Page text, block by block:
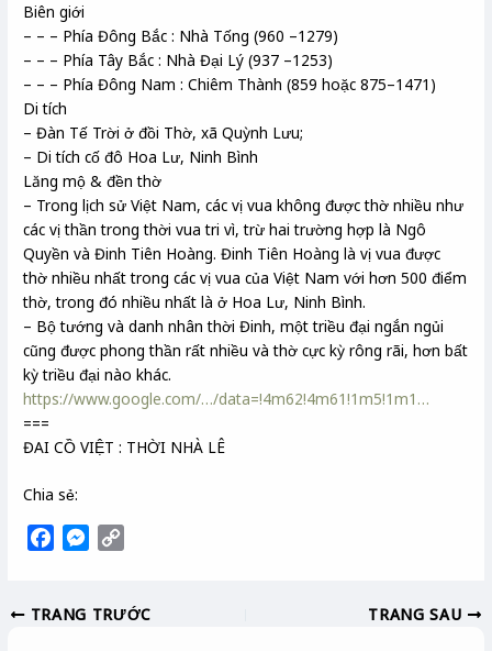
Biên giới
– – – Phía Đông Bắc : Nhà Tống (960 –1279)
– – – Phía Tây Bắc : Nhà Đại Lý (937 –1253)
– – – Phía Đông Nam : Chiêm Thành (859 hoặc 875–1471)
Di tích
– Đàn Tế Trời ở đồi Thờ, xã Quỳnh Lưu;
– Di tích cố đô Hoa Lư, Ninh Bình
Lăng mộ & đền thờ
– Trong lịch sử Việt Nam, các vị vua không được thờ nhiều như
các vị thần trong thời vua tri vì, trừ hai trường hợp là Ngô
Quyền và Đinh Tiên Hoàng. Đinh Tiên Hoàng là vị vua được
thờ nhiều nhất trong các vị vua của Việt Nam với hơn 500 điểm
thờ, trong đó nhiều nhất là ở Hoa Lư, Ninh Bình.
– Bộ tướng và danh nhân thời Đinh, một triều đại ngắn ngủi
cũng được phong thần rất nhiều và thờ cực kỳ rông rãi, hơn bất
kỳ triều đại nào khác.
https://www.google.com/…/data=!4m62!4m61!1m5!1m1…
===
ĐAI CỒ VIỆT : THỜI NHÀ LÊ
Chia sẻ:
e
M
s
y
TRANG TRƯỚC TRANG SAU